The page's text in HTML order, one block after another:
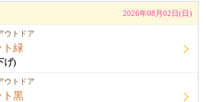
2026年08月02日(日)
ウトドア
ト緑
げ)
ウトドア
ト黒